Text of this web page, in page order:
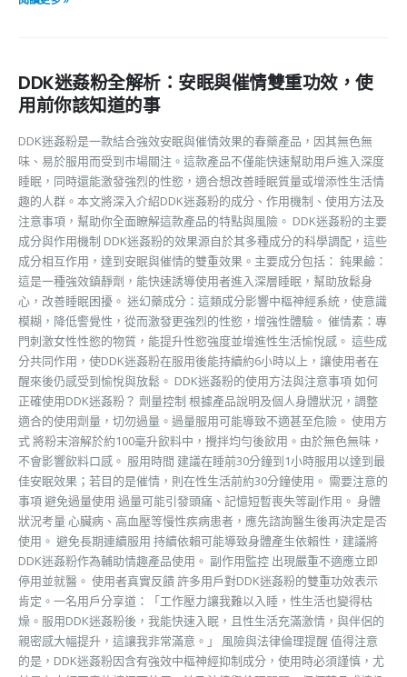
DDK迷姦粉全解析：安眠與催情雙重功效，使
用前你該知道的事
DDK迷姦粉是一款結合強效安眠與催情效果的春藥產品，因其無色無
味、易於服用而受到市場關注。這款產品不僅能快速幫助用戶進入深度
睡眠，同時還能激發強烈的性慾，適合想改善睡眠質量或增添性生活情
趣的人群。本文將深入介紹DDK迷姦粉的成分、作用機制、使用方法及
注意事項，幫助你全面瞭解這款產品的特點與風險。 DDK迷姦粉的主要
成分與作用機制 DDK迷姦粉的效果源自於其多種成分的科學調配，這些
成分相互作用，達到安眠與催情的雙重效果。主要成分包括： 鈍果鹼：
這是一種強效鎮靜劑，能快速誘導使用者進入深層睡眠，幫助放鬆身
心，改善睡眠困擾。 迷幻藥成分：這類成分影響中樞神經系統，使意識
模糊，降低警覺性，從而激發更強烈的性慾，增強性體驗。 催情素：專
門刺激女性性慾的物質，能提升性慾強度並增進性生活愉悅感。 這些成
分共同作用，使DDK迷姦粉在服用後能持續約6小時以上，讓使用者在
醒來後仍感受到愉悅與放鬆。 DDK迷姦粉的使用方法與注意事項 如何
正確使用DDK迷姦粉？ 劑量控制 根據產品說明及個人身體狀況，調整
適合的使用劑量，切勿過量。過量服用可能導致不適甚至危險。 使用方
式 將粉末溶解於約100毫升飲料中，攪拌均勻後飲用。由於無色無味，
不會影響飲料口感。 服用時間 建議在睡前30分鐘到1小時服用以達到最
佳安眠效果；若目的是催情，則在性生活前約30分鐘使用。 需要注意的
事項 避免過量使用 過量可能引發頭痛、記憶短暫喪失等副作用。 身體
狀況考量 心臟病、高血壓等慢性疾病患者，應先諮詢醫生後再決定是否
使用。 避免長期連續服用 持續依賴可能導致身體產生依賴性，建議將
DDK迷姦粉作為輔助情趣產品使用。 副作用監控 出現嚴重不適應立即
停用並就醫。 使用者真實反饋 許多用戶對DDK迷姦粉的雙重功效表示
肯定。一名用戶分享道：「工作壓力讓我難以入睡，性生活也變得枯
燥。服用DDK迷姦粉後，我能快速入眠，且性生活充滿激情，與伴侶的
親密感大幅提升，這讓我非常滿意。」 風險與法律倫理提醒 值得注意
的是，DDK迷姦粉因含有強效中樞神經抑制成分，使用時必須謹慎，尤